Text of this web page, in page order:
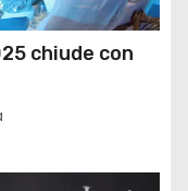
chiude con